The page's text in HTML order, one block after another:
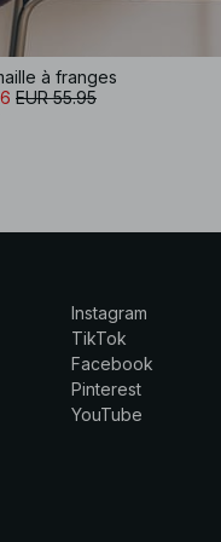
à franges
EUR 55.95
Instagram
TikTok
Facebook
Pinterest
YouTube